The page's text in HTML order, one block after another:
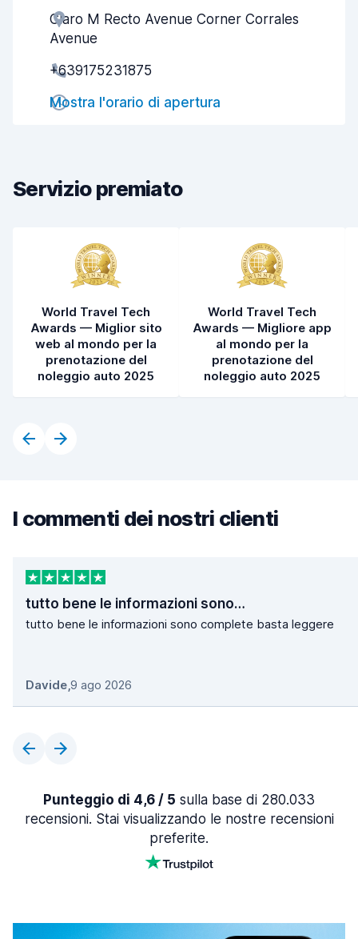
Gentilezza degli agenti
Claro M Recto Avenue Corner Corrales
Avenue
+639175231875
Mostra l'orario di apertura
Servizio premiato
World Travel Tech
Awards — Miglior sito
web al mondo per la
prenotazione del
noleggio auto 2025
World Travel Tech
Awards — Migliore app
al mondo per la
prenotazione del
noleggio auto 2025
I commenti dei nostri clienti
tutto bene le informazioni sono…
tutto bene le informazioni sono complete basta leggere
Davide,9 ago 2026
Punteggio di 4,6 / 5 sulla base di 280.033
recensioni. Stai visualizzando le nostre recensioni
preferite.